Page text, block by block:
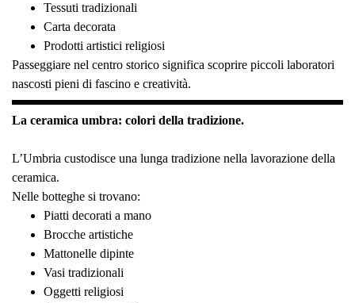
Tessuti tradizionali
Carta decorata
Prodotti artistici religiosi
Passeggiare nel centro storico significa scoprire piccoli laboratori
nascosti pieni di fascino e creatività.
La ceramica umbra: colori della tradizione.
L’Umbria custodisce una lunga tradizione nella lavorazione della
ceramica.
Nelle botteghe si trovano:
Piatti decorati a mano
Brocche artistiche
Mattonelle dipinte
Vasi tradizionali
Oggetti religiosi